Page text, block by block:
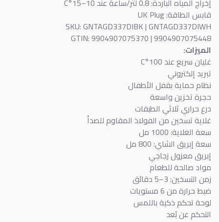
إخراج المياه الباردة: 0.8 لتر/ساعة عند 10–15°C
قابس الطاقة: UK Plug
SKU: GNTAGD337DIBK | GNTAGD337DIWH
GTIN: 9904907075370 | 9904907075448
الميزات:
غليان سريع عند 100°C
تبريد إلكتروني
نظام حماية بقفل الأطفال
حجرة تخزين واسعة
درع حراري ثلاثي الطبقات
غلاية تسخين من الفولاذ المقاوم للصدأ
سعة الغلاية: 1000 مل
سعة إبريق الشاي: 800 مل
إبريق معزول زجاجي
مواد صالحة للطعام
زمن التسخين: 3–5 دقائق
ضبط حرارة من 6 مستويات
لوحة تحكم ذكية باللمس
التحكم عن بُعد